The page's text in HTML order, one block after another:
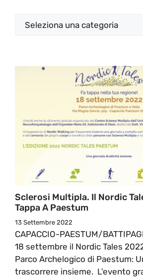
Categorie
Sclerosi Multipla. Il Nordic
Tappa A Paestum
13 Settembre 2022
CAPACCIO-PAESTUM/
18 settembre il Nordic Tales
Parco Archelogico di Paestum:
trascorrere insieme. L'evento